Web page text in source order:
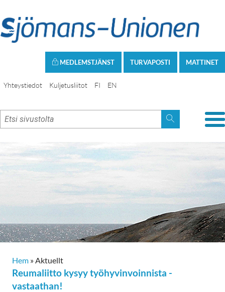
MATTINET
TURVAPOSTI
MEDLEMSTJÄNST
Yhteystiedot Kuljetusliitot FI EN
Hem »Aktuellt
Reumaliitto kysyy työhyvinvoinnista -
vastaathan!